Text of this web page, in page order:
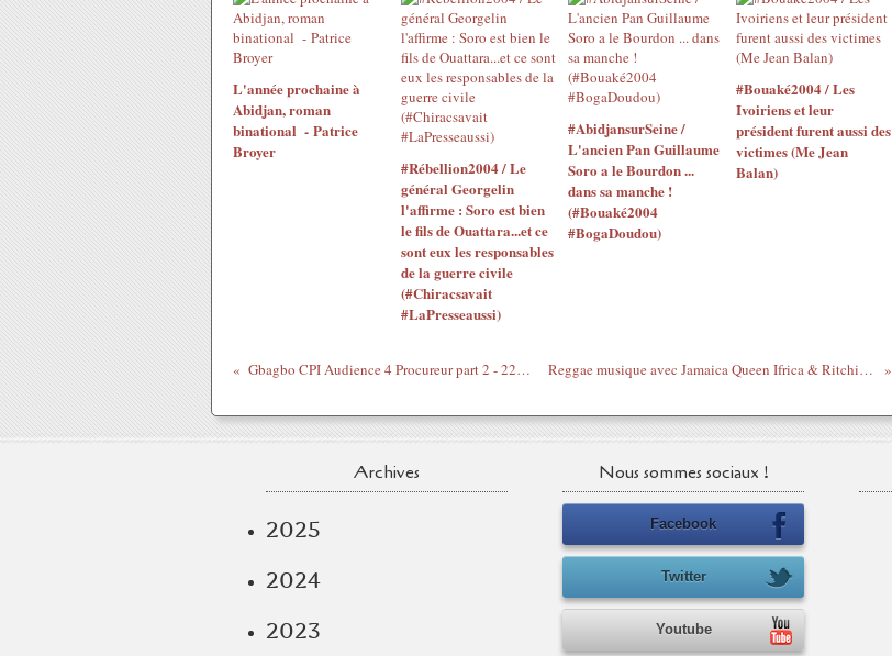
L'année prochaine à
Abidjan, roman
binational - Patrice
Broyer
#Rébellion2004 / Le
général Georgelin
l'affirme : Soro est bien
le fils de Ouattara...et ce
sont eux les responsables
de la guerre civile
(#Chiracsavait
#LaPresseaussi)
#AbidjansurSeine /
L'ancien Pan Guillaume
Soro a le Bourdon ...
dans sa manche !
(#Bouaké2004
#BogaDoudou)
#Bouaké2004 / Les
Ivoiriens et leur
président furent aussi des
victimes (Me Jean
Balan)
Gbagbo CPI Audience 4 Procureur part 2 - 22/02/13 Reggae musique avec Jamaica Queen Ifrica & Ritchie Spice
Archives
2025
2024
2023
Nous sommes sociaux !
Facebook
Twitter
Youtube